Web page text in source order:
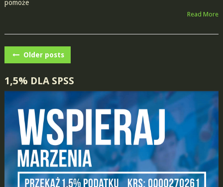
pomoże
Read More
POSTS
Older posts
1,5% DLA SPSS